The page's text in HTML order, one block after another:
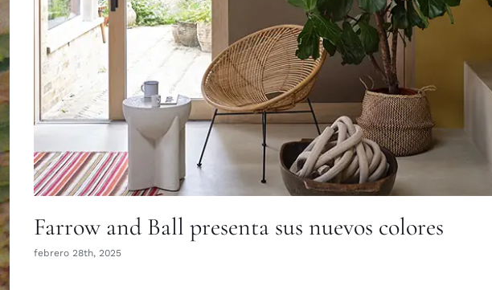
Farrow and Ball presenta sus nuevos colores
febrero 28th, 2025